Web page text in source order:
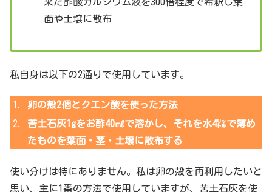
面や土壌に散布
私自身は以下の2通りで使用しています。
卵の殻2個とクエン酸を使った方法
苦土石灰1gをお酢40㎖で溶かし、それを水4㍑で薄め
たものを葉面・茎・土壌に散布する
使い分けは特にありません。私は卵の殻を再利用したいと
思い、主に1番の方法で使用していますが、苦土石灰を使